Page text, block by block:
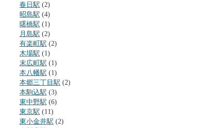
春日駅 (2)
昭島駅 (4)
曙橋駅 (1)
月島駅 (2)
有楽町駅 (2)
木場駅 (1)
末広町駅 (1)
本八幡駅 (1)
本郷三丁目駅 (2)
本駒込駅 (3)
東中野駅 (6)
東京駅 (11)
東小金井駅 (2)